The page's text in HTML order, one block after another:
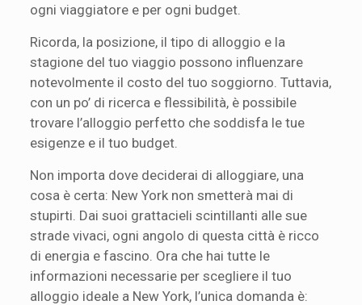
ogni viaggiatore e per ogni budget.
Ricorda, la posizione, il tipo di alloggio e la
stagione del tuo viaggio possono influenzare
notevolmente il costo del tuo soggiorno. Tuttavia,
con un po’ di ricerca e flessibilità, è possibile
trovare l’alloggio perfetto che soddisfa le tue
esigenze e il tuo budget.
Non importa dove deciderai di alloggiare, una
cosa è certa: New York non smetterà mai di
stupirti. Dai suoi grattacieli scintillanti alle sue
strade vivaci, ogni angolo di questa città è ricco
di energia e fascino. Ora che hai tutte le
informazioni necessarie per scegliere il tuo
alloggio ideale a New York, l’unica domanda è: